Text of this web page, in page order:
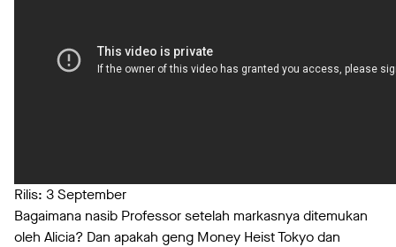
Rilis: 3 September
Bagaimana nasib Professor setelah markasnya ditemukan
oleh Alicia? Dan apakah geng Money Heist Tokyo dan